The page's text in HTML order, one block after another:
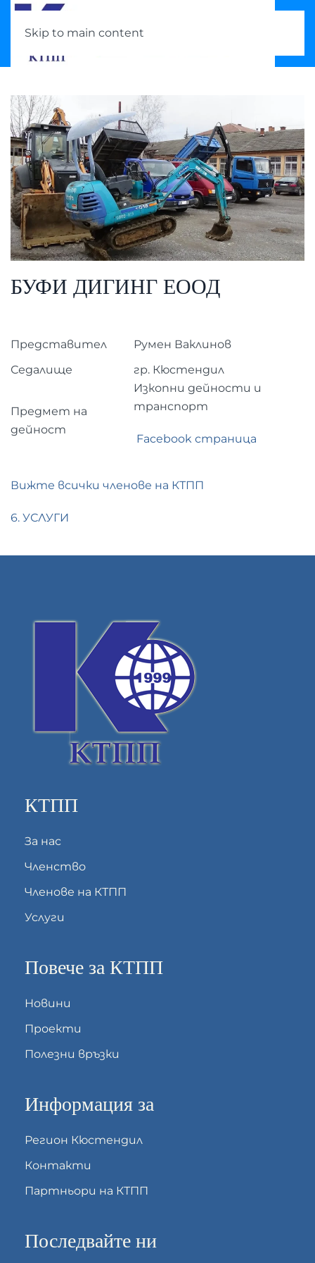
Skip to main content
БУФИ ДИГИНГ ЕООД
Представител
Румен Ваклинов
Седалище
гр. Кюстендил
Предмет на
дейност
Изкопни дейности и
транспорт
Facebook страница
Вижте всички членове на КТПП
6. УСЛУГИ
КТПП
За нас
Членство
Членове на КТПП
Услуги
Повече за КТПП
Новини
Проекти
Полезни връзки
Информация за
Регион Кюстендил
Контакти
Партньори на КТПП
Последвайте ни